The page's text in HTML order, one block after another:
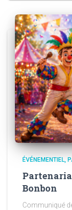
ÉVÉNEMENTIEL
Bonbon
Communiqué